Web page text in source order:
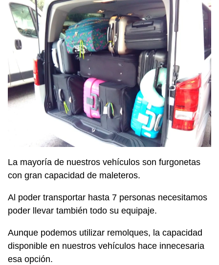
La mayoría de nuestros vehículos son furgonetas
con gran capacidad de maleteros.
Al poder transportar hasta 7 personas necesitamos
poder llevar también todo su equipaje.
Aunque podemos utilizar remolques, la capacidad
disponible en nuestros vehículos hace innecesaria
esa opción.